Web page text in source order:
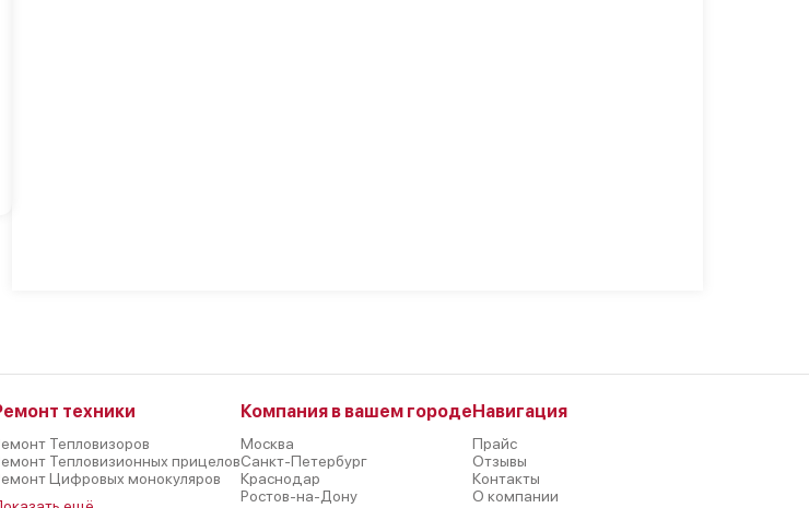
техники
Тепловизоров
Тепловизионных прицелов
Цифровых монокуляров
Компания в вашем городе
Москва
Санкт-Петербург
Краснодар
Ростов-на-Дону
Навигация
Прайс
Отзывы
Контакты
О компании